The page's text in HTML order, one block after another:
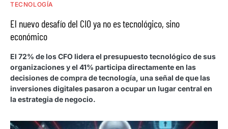
TECNOLOGÍA
El nuevo desafío del CIO ya no es tecnológico, sino
económico
El 72% de los CFO lidera el presupuesto tecnológico de sus
organizaciones y el 41% participa directamente en las
decisiones de compra de tecnología, una señal de que las
inversiones digitales pasaron a ocupar un lugar central en
la estrategia de negocio.